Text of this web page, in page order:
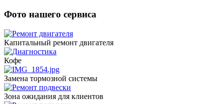
Фото нашего сервиса
Капитальный ремонт двигателя
Кофе
Замена тормозной системы
Зона ожидания для клиентов